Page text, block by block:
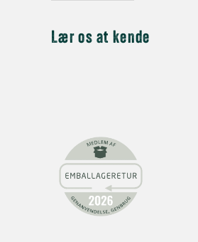
Lær os at kende